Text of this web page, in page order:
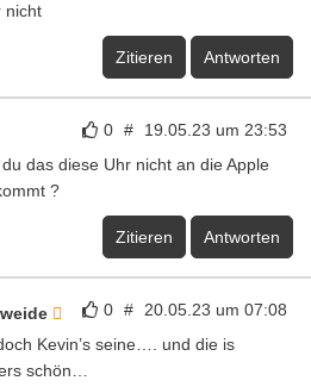
nicht
Zitieren Antworten
0 # 19.05.23 um 23:53
das diese Uhr nicht an die Apple
?
Zitieren Antworten
0 # 20.05.23 um 07:08
Kevin’s seine…. und die is
schön…